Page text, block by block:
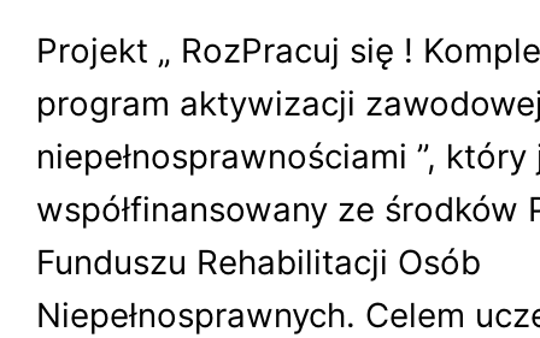
Projekt „ RozPracuj się !
program aktywizacji
niepełnosprawnościami ”, który
współfinansowany ze środków
Funduszu Rehabilitacji Osób
Niepełnosprawnych. Celem